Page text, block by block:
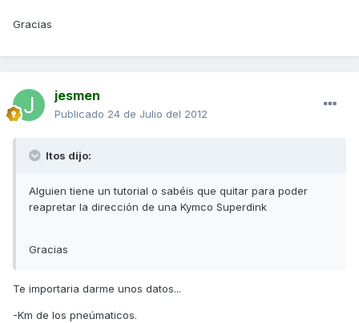
Gracias
jesmen
Publicado 24 de Julio del 2012
Itos dijo:
Alguien tiene un tutorial o sabéis que quitar para poder
reapretar la dirección de una Kymco Superdink
Gracias
Te importaria darme unos datos...
-Km de los pneúmaticos.